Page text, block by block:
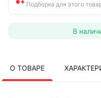
Подборка для этого
В
О ТОВАРЕ